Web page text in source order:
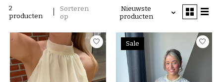
2
producten
Sorteren
op
Nieuwste
producten
Sale